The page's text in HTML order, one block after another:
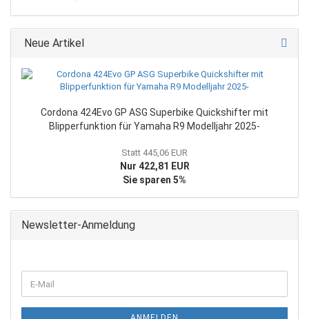
Neue Artikel
Cordona 424Evo GP ASG Superbike Quickshifter mit
Blipperfunktion für Yamaha R9 Modelljahr 2025-
Statt 445,06 EUR
Nur 422,81 EUR
Sie sparen 5%
Newsletter-Anmeldung
ZUR
E-
Mail